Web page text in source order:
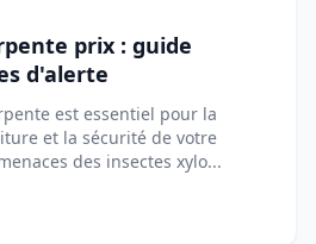
prix : guide
d'alerte
est essentiel pour la
et la sécurité de votre
des insectes xylo...